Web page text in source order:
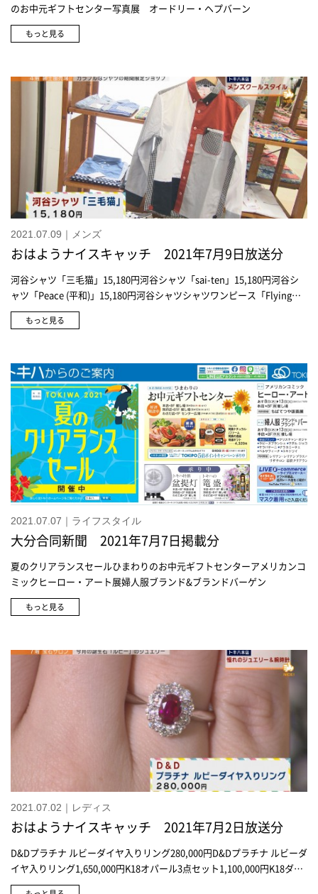
のお中元ギフトセンター写真展 オードリー・ヘプバーン
もっと見る
2021.07.09｜メンズ
おはようナイスキャッチ 2021年7月9日放送分
河谷シャツ「三毛猫」15,180円河谷シャツ「sai-ten」15,180円河谷シ
ャツ「Peace (平和)」15,180円河谷シャツシャツワンピース「Flying
Squirrel (ムササビ)」23,100円河谷シャツ「Shutter chance」15,180円
1/1000ソックス「CATS」1,430円1/1000ソックス「TENNIS」1,430円
ンダスタイルトーキョーロンドンストライプ 半袖シャツ 14,300円ア
サメリーU首Tシャツ 3,080円プロッシモピンズ 5,280円ベルべナス
エスパドリーユ 8,800円ベルべナスエスパドリーユ 8,800円
inocaSETTA(女性用) 12,980円inocaSETTA(男性用) 14,080円
inocaCASE 6,380円urawaza晴雨兼用傘 6,600円エドウィンデニスラ
スリムテーパード 8,960円エドウィンデニスラ テーラードジャケッ
ト 14,300円ビースリーメンシアサッカー・テーパード20,900円ビース
リーメンクリーンライト・ストレート20,900円エース ジーンガジェタ
ブル ランバーパーツ28,600円ナイガイスタイルショートソックス
もっと見る
2021.07.07｜ライフスタイル
大分合同新聞 2021年7月7日掲載分
夏のクリアランスセールひまわりのお中元ギフトセンターアメリカンコ
ミックヒーロー・アート展婦人服ブランド&ブランドバーゲン
もっと見る
2021.07.02｜レディス
おはようナイスキャッチ 2021年7月2日放送分
D&Dプラチナ ルビーダイヤ入りリング280,000円D&Dプラチナ ルビーダ
イヤ入りリング1,650,000円K18オパール3点セット1,100,000円K18ダイ
ヤモンドペンダント1,100,000円トルコ石ペンダント154,000円トルコ石